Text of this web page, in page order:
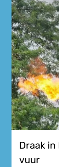
Draak
vuur